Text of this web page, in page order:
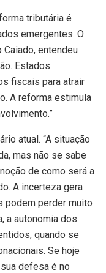
tributária é
emergentes. O
entendeu
Estados
fiscais para atrair
A reforma estimula
atual. “A situação
mas não se sabe
de como será a
A incerteza gera
podem perder muito
a autonomia dos
quando se
Se hoje
defesa é no